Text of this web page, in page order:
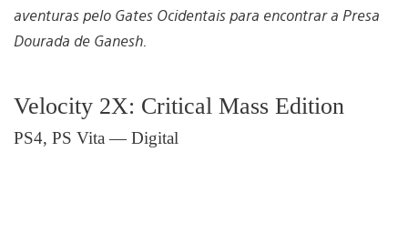
aventuras pelo Gates Ocidentais para encontrar a Presa
Dourada de Ganesh.
Velocity 2X: Critical Mass Edition
PS4, PS Vita — Digital